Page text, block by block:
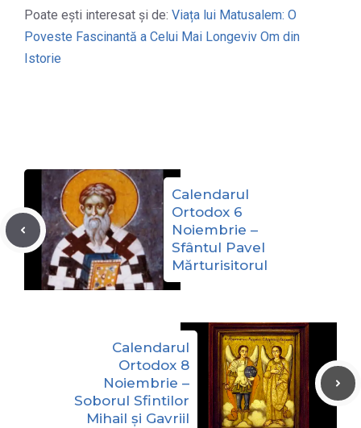
Poate ești interesat și de: Viața lui Matusalem: O
Poveste Fascinantă a Celui Mai Longeviv Om din
Istorie
Calendarul
Ortodox 6
Noiembrie –
Sfântul Pavel
Mărturisitorul
Calendarul
Ortodox 8
Noiembrie –
Soborul Sfintilor
Mihail și Gavriil